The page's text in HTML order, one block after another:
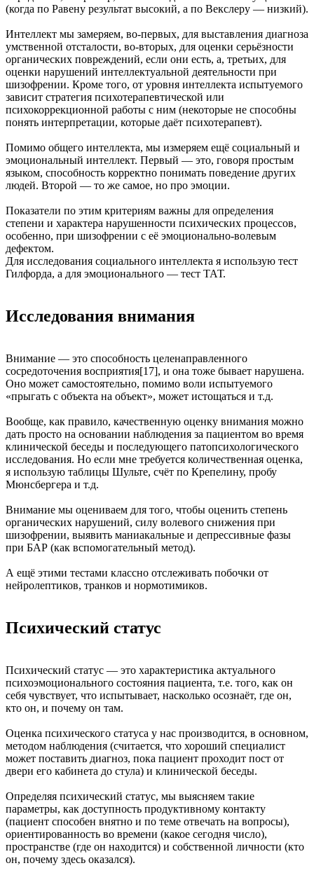
(когда по Равену результат высокий, а по Векслеру — низкий).
Интеллект мы замеряем, во-первых, для выставления диагноза
умственной отсталости, во-вторых, для оценки серьёзности
органических повреждений, если они есть, а, третьих, для
оценки нарушений интеллектуальной деятельности при
шизофрении. Кроме того, от уровня интеллекта испытуемого
зависит стратегия психотерапевтической или
психокоррекционной работы с ним (некоторые не способны
понять интерпретации, которые даёт психотерапевт).
Помимо общего интеллекта, мы измеряем ещё социальный и
эмоциональный интеллект. Первый — это, говоря простым
языком, способность корректно понимать поведение других
людей. Второй — то же самое, но про эмоции.
Показатели по этим критериям важны для определения
степени и характера нарушенности психических процессов,
особенно, при шизофрении с её эмоционально-волевым
дефектом.
Для исследования социального интеллекта я использую тест
Гилфорда, а для эмоционального — тест ТАТ.
Исследования внимания
Внимание — это способность целенаправленного
сосредоточения восприятия[17], и она тоже бывает нарушена.
Оно может самостоятельно, помимо воли испытуемого
«прыгать с объекта на объект», может истощаться и т.д.
Вообще, как правило, качественную оценку внимания можно
дать просто на основании наблюдения за пациентом во время
клинической беседы и последующего патопсихологического
исследования. Но если мне требуется количественная оценка,
я использую таблицы Шульте, счёт по Крепелину, пробу
Мюнсбергера и т.д.
Внимание мы оцениваем для того, чтобы оценить степень
органических нарушений, силу волевого снижения при
шизофрении, выявить маниакальные и депрессивные фазы
при БАР (как вспомогательный метод).
А ещё этими тестами классно отслеживать побочки от
нейролептиков, транков и нормотимиков.
Психический статус
Психический статус — это характеристика актуального
психоэмоционального состояния пациента, т.е. того, как он
себя чувствует, что испытывает, насколько осознаёт, где он,
кто он, и почему он там.
Оценка психического статуса у нас производится, в основном,
методом наблюдения (считается, что хороший специалист
может поставить диагноз, пока пациент проходит пост от
двери его кабинета до стула) и клинической беседы.
Определяя психический статус, мы выясняем такие
параметры, как доступность продуктивному контакту
(пациент способен внятно и по теме отвечать на вопросы),
ориентированность во времени (какое сегодня число),
пространстве (где он находится) и собственной личности (кто
он, почему здесь оказался).